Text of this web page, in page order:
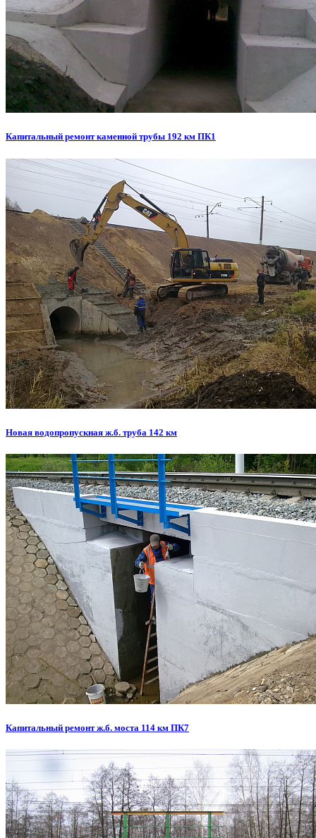
Капитальный ремонт каменной трубы 192 км ПК1
Новая водопропускная ж.б. труба 142 км
Капитальный ремонт ж.б. моста 114 км ПК7